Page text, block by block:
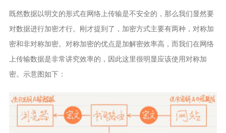
既然数据以明文的形式在网络上传输是不安全的，那么我们显然要
对数据进行加密才行。刚才提到了，加密方式主要有两种，对称加
密和非对称加密。对称加密的优点是加解密效率高，而我们在网络
上传输数据是非常讲究效率的，因此这里很明显应该使用对称加
密。示意图如下：